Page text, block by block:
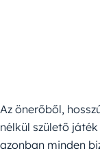
Az önerőből,
nélkül születő
azonban minden